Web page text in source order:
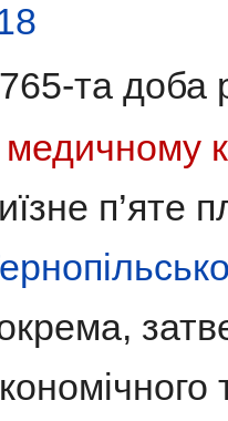
та доба
медичному
п’яте